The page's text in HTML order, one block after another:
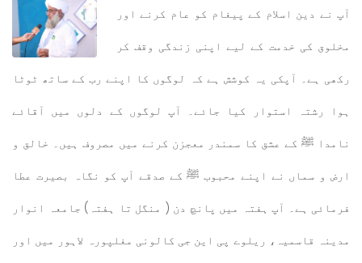
آپ نے دین اسلام کے پیغام کو عام کرنے اور
مخلوق کی خدمت کے لیے اپنی زندگی وقف کر
رکھی ہے۔ آپکی یہ کوشش ہے کہ لوگوں کا اپنے رب کے ساتھ ٹوٹا
ہوا رشتہ استوار کیا جائے۔ آپ لوگوں کے دلوں میں آقائے
نامدا ﷺ کے عشق کا سمندر معجزن کرنے میں مصروف ہیں۔ خالق و
ارض و سماں نے اپنے محبوب ﷺ کے صدقے آپ کو نگاہ بصیرت عطا
فرمائی ہے۔ آپ ہفتہ میں پانچ دن ( منگل تا ہفتہ) جامعہ انوار
مدینہ قاسمیہ، ریلوے پی این جی کالونی مغلپورہ لاہور میں اور